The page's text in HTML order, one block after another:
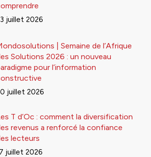
juillet 2026
| Semaine de l’Afrique
Solutions 2026 : un nouveau
pour l’information
juillet 2026
T d’Oc : comment la diversification
revenus a renforcé la confiance
lecteurs
juillet 2026